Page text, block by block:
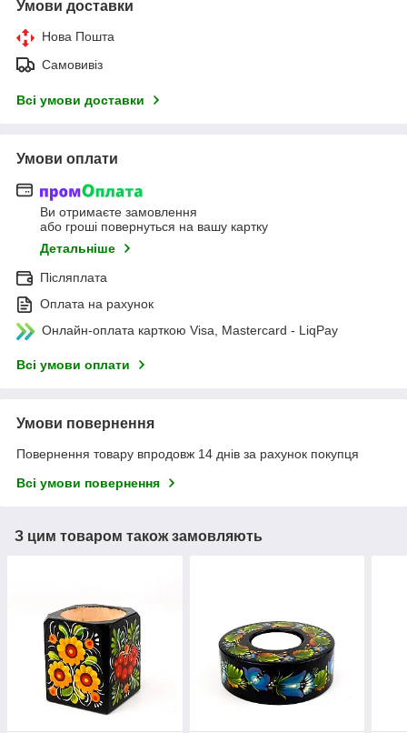
Умови доставки
Нова Пошта
Самовивіз
Всі умови доставки
Умови оплати
Ви отримаєте замовлення
або гроші повернуться на вашу картку
Детальніше
Післяплата
Оплата на рахунок
Онлайн-оплата карткою Visa, Mastercard - LiqPay
Всі умови оплати
Умови повернення
Повернення товару впродовж 14 днів за рахунок покупця
Всі умови повернення
З цим товаром також замовляють